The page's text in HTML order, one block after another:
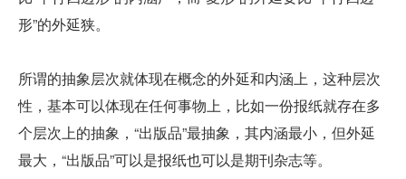
形”的外延狭。
所谓的抽象层次就体现在概念的外延和内涵上，这种层次
性，基本可以体现在任何事物上，比如一份报纸就存在多
个层次上的抽象，“出版品”最抽象，其内涵最小，但外延
最大，“出版品”可以是报纸也可以是期刊杂志等。